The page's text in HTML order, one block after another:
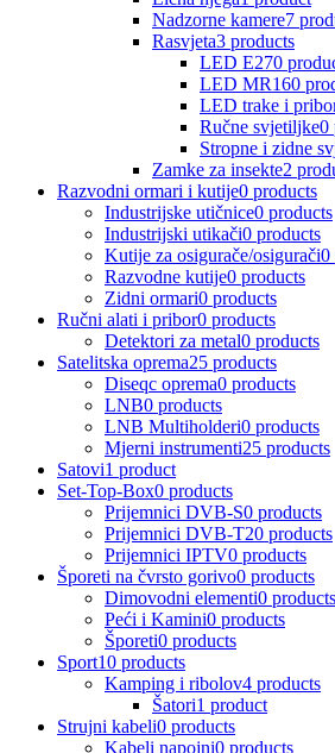
Nadzorne kamere7
Rasvjeta3 products
LED E270
LED MR160
LED trake i
Ručne svjetiljke0
Stropne i zidne
Zamke za insekte2
Razvodni ormari i kutije0 products
Industrijske utičnice0 products
Industrijski utikači0 products
Kutije za osigurače/osigurači0
Razvodne kutije0 products
Zidni ormari0 products
Ručni alati i pribor0 products
Detektori za metal0 products
Satelitska oprema25 products
Diseqc oprema0 products
LNB0 products
LNB Multiholderi0 products
Mjerni instrumenti25 products
Satovi1 product
Set-Top-Box0 products
Prijemnici DVB-S0 products
Prijemnici DVB-T20 products
Prijemnici IPTV0 products
Šporeti na čvrsto gorivo0 products
Dimovodni elementi0 products
Peći i Kamini0 products
Šporeti0 products
Sport10 products
Kamping i ribolov4 products
Šatori1 product
Strujni kabeli0 products
Kabeli napojni0 products